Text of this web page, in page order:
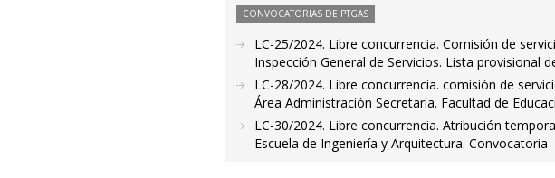
CONVOCATORIAS DE PTGAS
LC-25/2024. Libre concurrencia. Comisión de
Inspección General de Servicios. Lista provisional
LC-28/2024. Libre concurrencia. comisión de
Área Administración Secretaría. Facultad de
LC-30/2024. Libre concurrencia. Atribución
Escuela de Ingeniería y Arquitectura. Convocatoria